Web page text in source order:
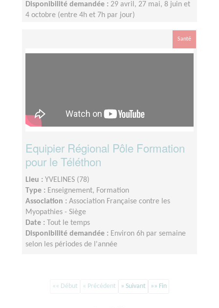
Disponibilité demandée : 29 avril, 27 mai, 8 juin et
4 octobre (entre 4h et 7h par jour)
Santé
Equipier Régional Pôle Formation
pour le Téléthon
Lieu : YVELINES (78)
Type : Enseignement, Formation
Association : Association Française contre les
Myopathies - Siège
Date :
Tout le temps
Disponibilité demandée : Environ 6h par semaine
selon les périodes de l'année
«« Début « Précédent » Suivant »» Fin